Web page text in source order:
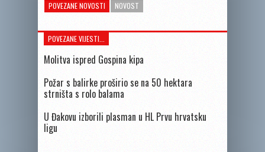
POVEZANE NOVOSTI NOVOST
POVEZANE VIJESTI...
Molitva ispred Gospina kipa
Požar s balirke proširio se na 50 hektara
strništa s rolo balama
U Đakovu izborili plasman u HL Prvu hrvatsku
ligu